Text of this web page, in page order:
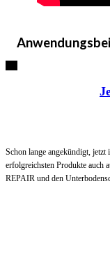
Schon lange angekündigt,
erfolgreichsten Produkte auch
REPAIR und den